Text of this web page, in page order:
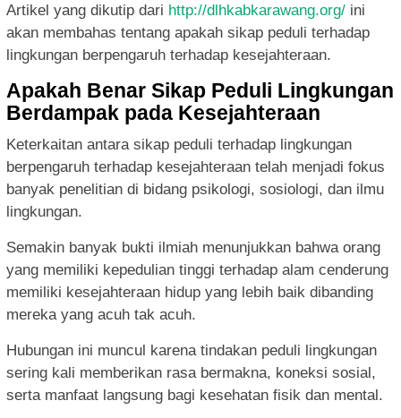
Artikel yang dikutip dari http://dlhkabkarawang.org/ ini
akan membahas tentang apakah sikap peduli terhadap
lingkungan berpengaruh terhadap kesejahteraan.
Apakah Benar Sikap Peduli Lingkungan
Berdampak pada Kesejahteraan
Keterkaitan antara sikap peduli terhadap lingkungan
berpengaruh terhadap kesejahteraan telah menjadi fokus
banyak penelitian di bidang psikologi, sosiologi, dan ilmu
lingkungan.
Semakin banyak bukti ilmiah menunjukkan bahwa orang
yang memiliki kepedulian tinggi terhadap alam cenderung
memiliki kesejahteraan hidup yang lebih baik dibanding
mereka yang acuh tak acuh.
Hubungan ini muncul karena tindakan peduli lingkungan
sering kali memberikan rasa bermakna, koneksi sosial,
serta manfaat langsung bagi kesehatan fisik dan mental.